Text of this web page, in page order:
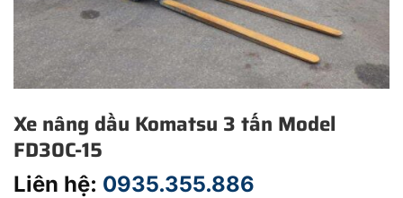
Xe nâng dầu Komatsu 3 tấn Model
FD30C-15
Liên hệ: 0935.355.886